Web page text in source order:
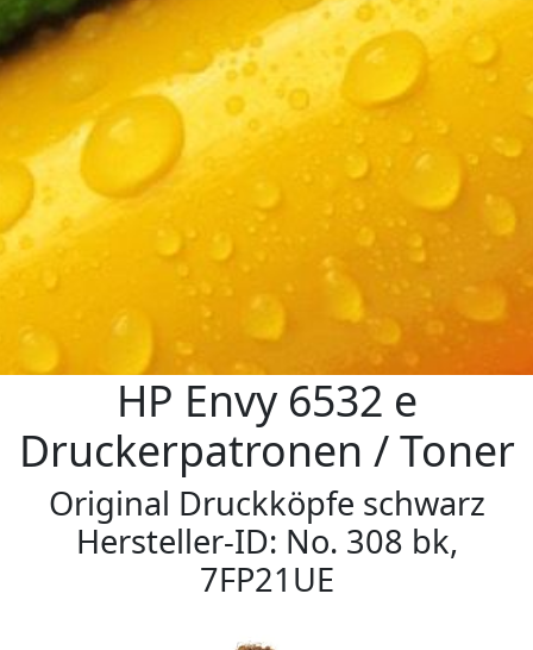
HP Envy 6532 e
Druckerpatronen / Toner
Original Druckköpfe schwarz
Hersteller-ID: No. 308 bk,
7FP21UE